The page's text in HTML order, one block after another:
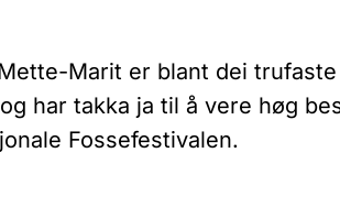
Marit er blant dei trufaste
har takka ja til å vere høg
Fossefestivalen.